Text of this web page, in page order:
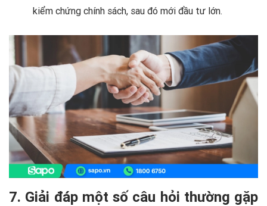
kiểm chứng chính sách, sau đó mới đầu tư lớn.
7. Giải đáp một số câu hỏi thường gặp